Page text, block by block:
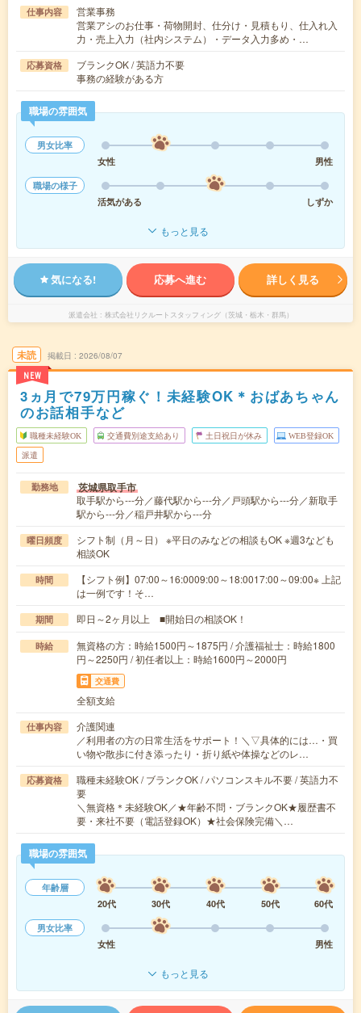
仕事内容
営業事務
営業アシのお仕事・荷物開封、仕分け・見積もり、仕入れ入
力・売上入力（社内システム）・データ入力多め・…
応募資格
ブランクOK / 英語力不要
事務の経験がある方
職場の雰囲気
男女比率
女性
男性
職場の様子
活気がある
しずか
もっと見る
気になる! 応募へ進む 詳しく見る
派遣会社 株式会社リクルートスタッフィング（茨城・栃木・群馬）
未読
NEW
掲載日 2026/08/07
3ヵ月で79万円稼ぐ！未経験OK＊おばあちゃん
のお話相手など
職種未経験OK 交通費別途支給あり 土日祝日が休み WEB登録OK
派遣
勤務地 茨城県取手市
取手駅から---分／藤代駅から---分／戸頭駅から---分／新取手
駅から---分／稲戸井駅から---分
曜日頻度
シフト制（月～日） ※平日のみなどの相談もOK ※週3なども
相談OK
時間
【シフト例】07:00～16:0009:00～18:0017:00～09:00※ 上記
は一例です！そ…
期間 即日～2ヶ月以上 ■開始日の相談OK！
時給
無資格の方：時給1500円～1875円 / 介護福祉士：時給1800
円～2250円 / 初任者以上：時給1600円～2000円
交通費
全額支給
仕事内容
介護関連
／利用者の方の日常生活をサポート！＼▽具体的には…・買
い物や散歩に付き添ったり・折り紙や体操などのレ…
応募資格
職種未経験OK / ブランクOK / パソコンスキル不要 / 英語力不
要
＼無資格＊未経験OK／★年齢不問・ブランクOK★履歴書不
要・来社不要（電話登録OK）★社会保険完備＼…
職場の雰囲気
年齢層
20代
30代 40代 50代
60代
男女比率
女性
男性
もっと見る